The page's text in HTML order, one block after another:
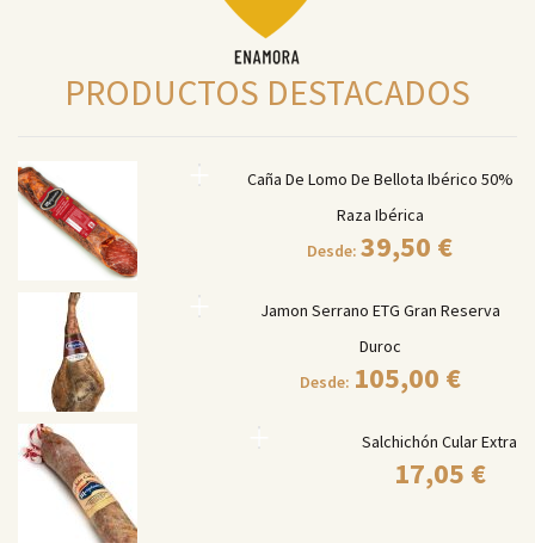
PRODUCTOS DESTACADOS
Caña De Lomo De Bellota Ibérico 50%
Raza Ibérica
Desde:39,50 €
Jamon Serrano ETG Gran Reserva
Duroc
Desde: 105,00 €
Salchichón Cular Extra
17,05 €